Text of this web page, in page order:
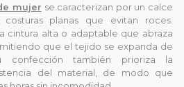
mujer se caracterizan por un calce
planas que evitan roces.
cintura alta o adaptable que abraza
que el tejido se expanda de
confección también prioriza la
del material, de modo que